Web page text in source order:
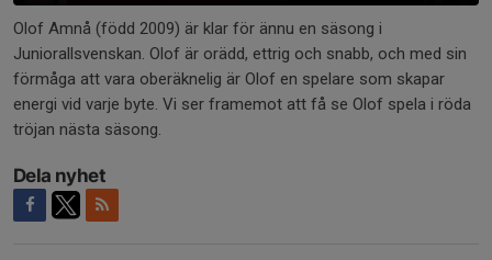
Olof Amnå (född 2009) är klar för ännu en säsong i
Juniorallsvenskan. Olof är orädd, ettrig och snabb, och med sin
förmåga att vara oberäknelig är Olof en spelare som skapar
energi vid varje byte. Vi ser framemot att få se Olof spela i röda
tröjan nästa säsong.
Dela nyhet